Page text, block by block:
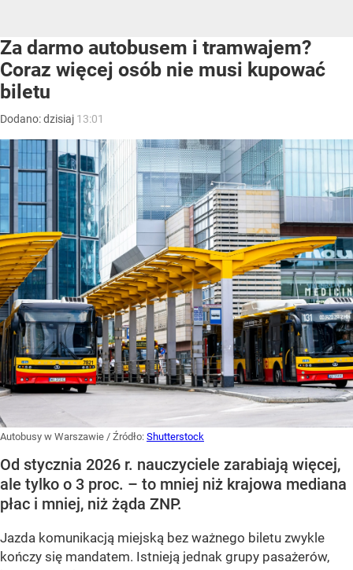
Za darmo autobusem i tramwajem?
Coraz więcej osób nie musi kupować
biletu
Dodano:dzisiaj 13:01
Autobusy w Warszawie / Źródło: Shutterstock
Od stycznia 2026 r. nauczyciele zarabiają więcej,
ale tylko o 3 proc. – to mniej niż krajowa mediana
płac i mniej, niż żąda ZNP.
Jazda komunikacją miejską bez ważnego biletu zwykle
kończy się mandatem. Istnieją jednak grupy pasażerów,